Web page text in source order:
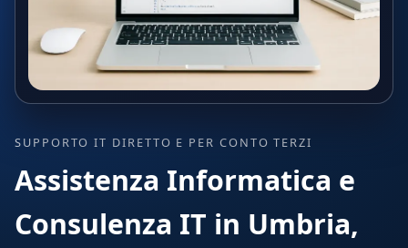
SUPPORTO IT DIRETTO E PER CONTO TERZI
Assistenza Informatica e
Consulenza IT in Umbria,